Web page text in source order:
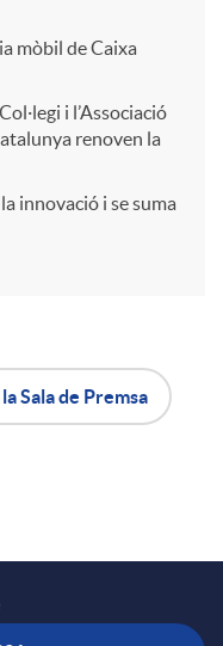
mòbil de Caixa
i l’Associació
renoven la
innovació i se suma
Sala de Premsa